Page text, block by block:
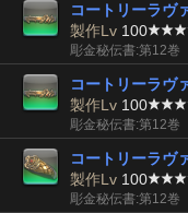
コートリーラヴ
製作Lv 100
彫金秘伝書:第12巻
コートリーラヴ
製作Lv 100
彫金秘伝書:第12巻
コートリーラヴ
製作Lv 100
彫金秘伝書:第12巻